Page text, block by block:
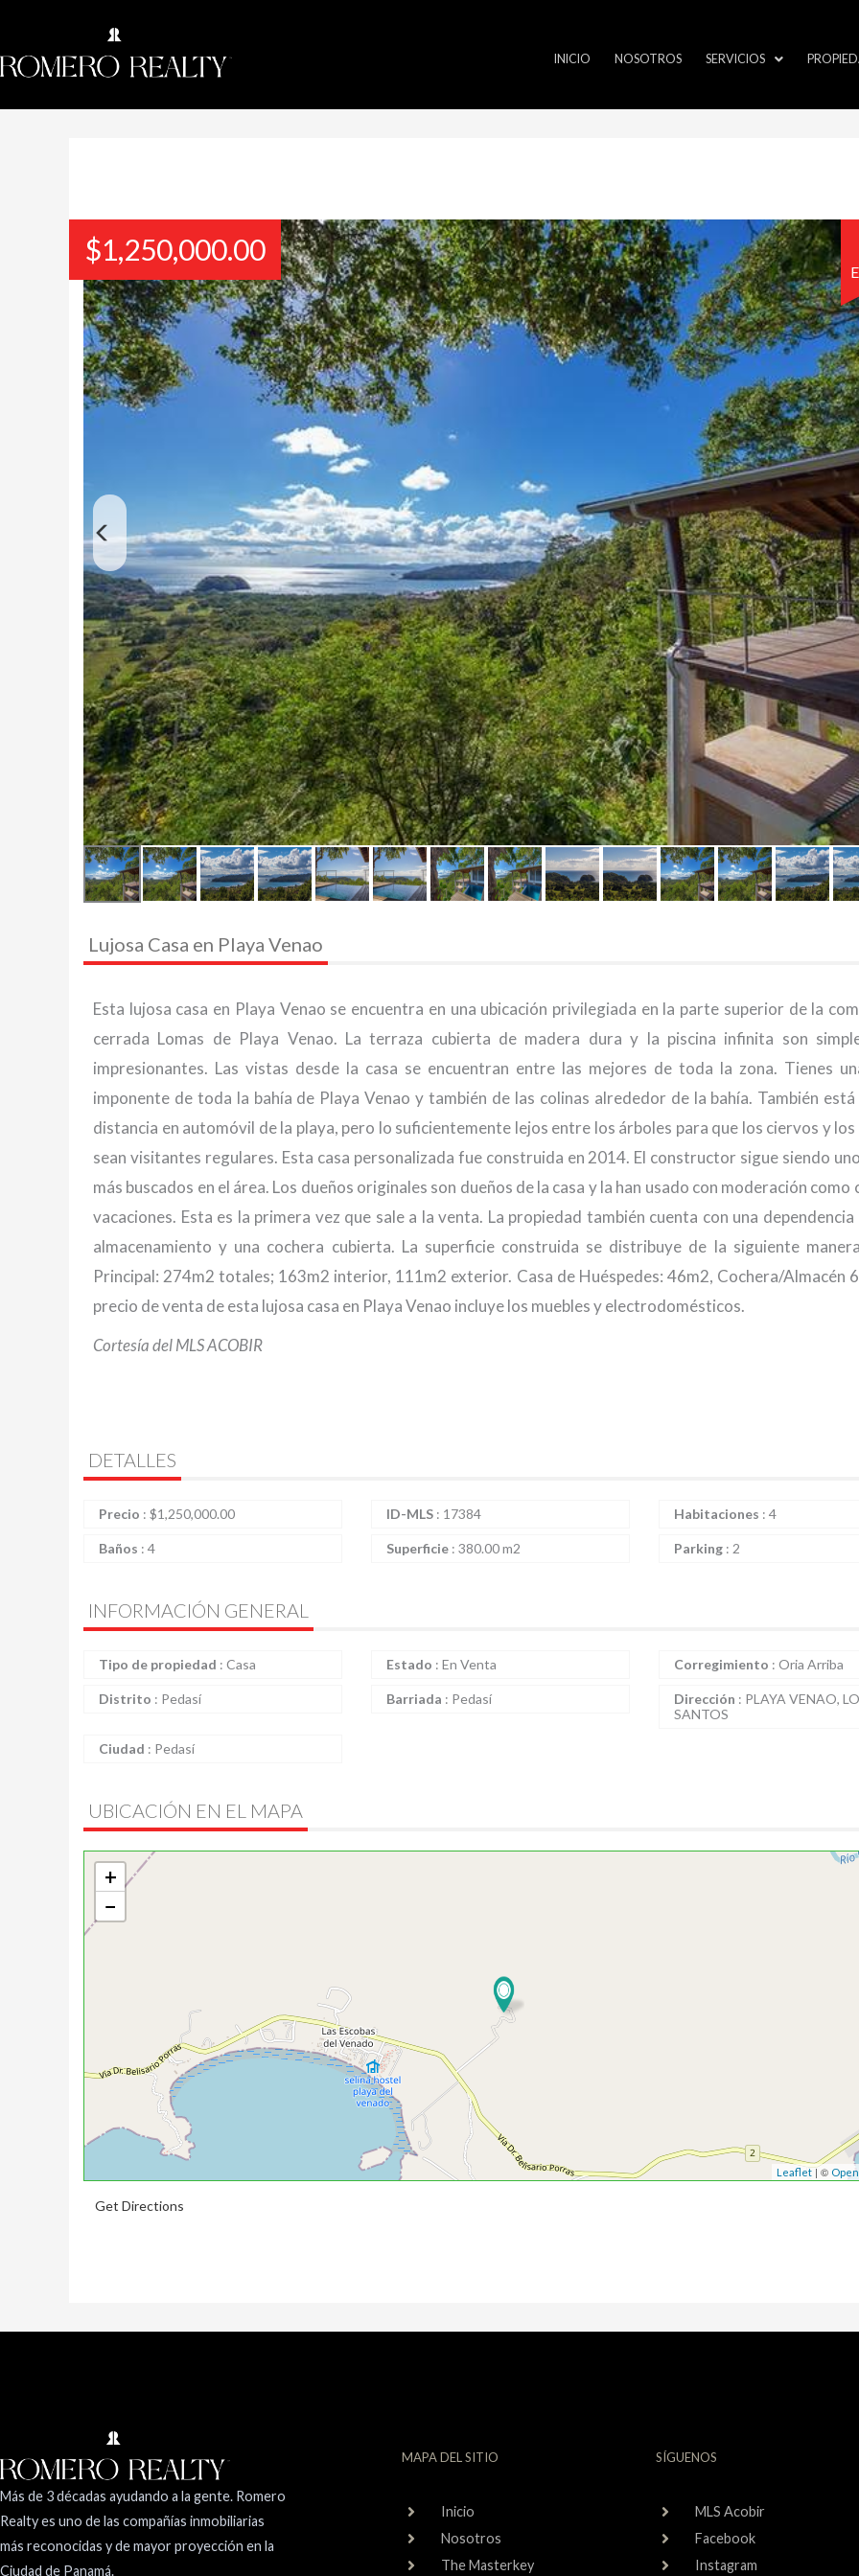
INICIO NOSOTROS SERVICIOS
$1,250,000.00
Lujosa Casa en Playa Venao
Esta lujosa casa en Playa Venao se encuentra en una ubicación privilegiada en la parte superior de la
cerrada Lomas de Playa Venao. La terraza cubierta de madera dura y la piscina infinita son
impresionantes. Las vistas desde la casa se encuentran entre las mejores de toda la zona. Tienes
imponente de toda la bahía de Playa Venao y también de las colinas alrededor de la bahía. También está
distancia en automóvil de la playa, pero lo suficientemente lejos entre los árboles para que los ciervos y
sean visitantes regulares. Esta casa personalizada fue construida en 2014. El constructor sigue siendo
más buscados en el área. Los dueños originales son dueños de la casa y la han usado con moderación como
vacaciones. Esta es la primera vez que sale a la venta. La propiedad también cuenta con una dependencia
almacenamiento y una cochera cubierta. La superficie construida se distribuye de la siguiente
Principal: 274m2 totales; 163m2 interior, 111m2 exterior. Casa de Huéspedes: 46m2, Cochera/Almacén
precio de venta de esta lujosa casa en Playa Venao incluye los muebles y electrodomésticos.
Cortesía del MLS ACOBIR
DETALLES
Precio : $1,250,000.00 ID-MLS : 17384 Habitaciones : 4
Baños : 4 Superficie : 380.00 m2 Parking : 2
INFORMACIÓN GENERAL
Tipo de propiedad : Casa Estado : En Venta Corregimiento : Oria Arriba
Distrito : Pedasí Barriada : Pedasí Dirección : PLAYA VENAO,
SANTOS
Ciudad : Pedasí
UBICACIÓN EN EL MAPA
+
−
Leaflet| ©
Get Directions
Más de 3 décadas ayudando a la gente. Romero
Realty es uno de las compañías inmobiliarias
más reconocidas y de mayor proyección en la
Ciudad de Panamá.
MAPA DEL SITIO
Inicio
Nosotros
The Masterkey
SÍGUENOS
MLS Acobir
Facebook
Instagram